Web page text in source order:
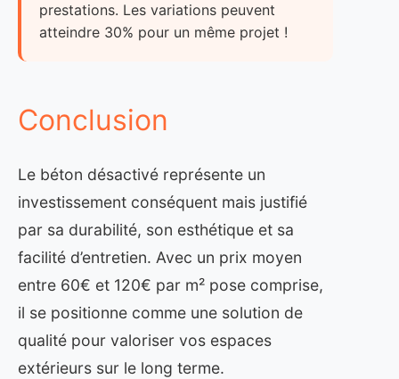
prestations. Les variations peuvent
atteindre 30% pour un même projet !
Conclusion
Le béton désactivé représente un
investissement conséquent mais justifié
par sa durabilité, son esthétique et sa
facilité d’entretien. Avec un prix moyen
entre 60€ et 120€ par m² pose comprise,
il se positionne comme une solution de
qualité pour valoriser vos espaces
extérieurs sur le long terme.